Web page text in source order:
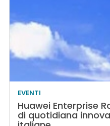
EVENTI
Huawei Enterprise
di quotidiana